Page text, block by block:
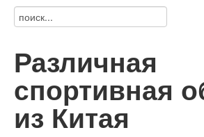
Различная
спортивная
из Китая